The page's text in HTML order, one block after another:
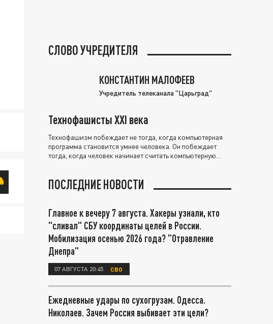
СЛОВО УЧРЕДИТЕЛЯ
КОНСТАНТИН МАЛОФЕЕВ
Учредитель телеканала "Царьград"
Технофашисты XXI века
Технофашизм побеждает не тогда, когда компьютерная
программа становится умнее человека. Он побеждает
тогда, когда человек начинает считать компьютерную
ПОСЛЕДНИЕ НОВОСТИ
Главное к вечеру 7 августа. Хакеры узнали, кто
"сливал" СБУ координаты целей в России.
Мобилизация осенью 2026 года? "Отравление
Днепра"
07 АВГУСТА 20:45 СВО
Ежедневные удары по сухогрузам. Одесса.
Николаев. Зачем Россия выбивает эти цели?